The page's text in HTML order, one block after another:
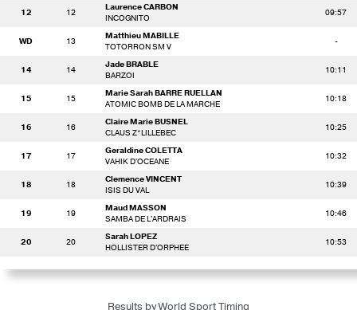
12 12
Laurence CARBON
INCOGNITO
09:57
WD 13
Matthieu MABILLE
TOTORRON SM V
-
14 14
Jade BRABLE
BARZOI
10:11
15 15
Marie Sarah BARRE RUELLAN
ATOMIC BOMB DE LA MARCHE
10:18
16 16
Claire Marie BUSNEL
CLAUS Z*LILLEBEC
10:25
17 17
Geraldine COLETTA
VAHIK D'OCEANE
10:32
18 18
Clemence VINCENT
ISIS DU VAL
10:39
19 19
Maud MASSON
SAMBA DE L'ARDRAIS
10:46
20 20
Sarah LOPEZ
HOLLISTER D'ORPHEE
10:53
Results by World Sport Timing